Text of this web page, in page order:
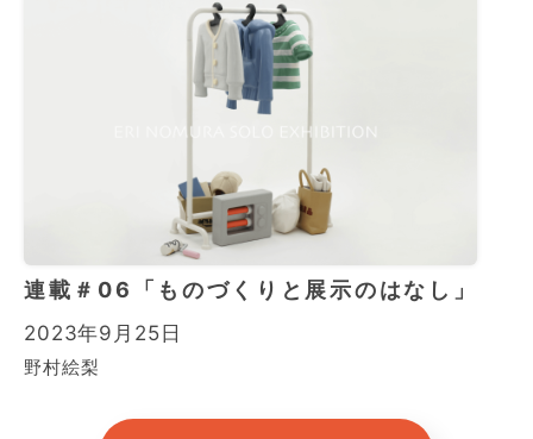
連載＃06「ものづくりと展示のはなし」
2023年9月25日
野村絵梨